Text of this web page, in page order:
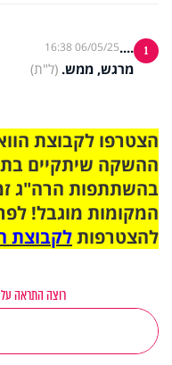
1
....
06/05/25 16:38
מרגש, ממש. (ל"ת)
ההשקה שיתקיים
בהשתתפות הרה"ג
המקומות מוגבל!
להצטרפותלקבוצת
רוצה התראה על